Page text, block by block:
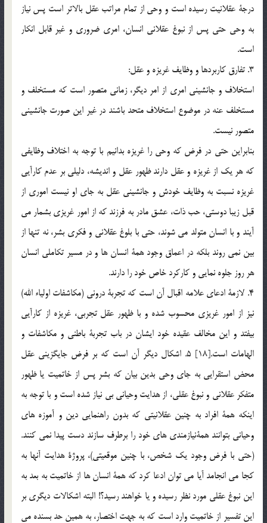
درجة عقلانيت رسيده است و وحي از تمام مراتب عقل بالاتر است پس نياز
به وحي حتي پس از نبوغ عقلاني انسان، امري ضروري و غير قابل انكار
است.
3. تفارق كاربردها و وظايف غريزه و عقل:
استخلاف و جانشيني امري از امر ديگر، زماني متصور است كه مستخلف و
مستخلف عنه در موضوع استخلاف متحد باشند در غير اين صورت جانشيني
متصور نيست.
بنابراين حتي در فرض كه وحي را غريزه بدانيم با توجه به اختلاف وظايفي
كه هر يك از غريزه و عقل دارند ظهور عقل و انديشه، دليلي بر عدم كارآيي
غريزه نسبت به وظايف خودش و جانشيني عقل به جاي او نيست اموري از
قبل زيبا دوستي، حب ذات، عشق مادر به فرزند كه از امور غريزي بشمار مي
آيند و با انسان متولد مي شوند، حتي با بلوغ عقلاني و فكري بشر، نه تنها از
بين نمي روند بلكه در اعماق وجود همة انسان ها و در مسير تكاملي انسان
هر روز جلوه نمايي و كاركرد خاص خود را دارند.
4. لازمة ادعاي علامه اقبال آن است كه تجربة دروني (مكاشفات اولياء الله)
نيز از امور غريزي محسوب شده و با ظهور عقل تجربي، غريزه از كارآيي
بيفتد و اين مخالف عقيده خود ايشان در باب تجربة باطني و مكاشفات و
الهامات است.[18] 5. اشكال ديگر آن است كه بر فرض جايگزيني عقل
محض استقرايي به جاي وحي بدين بيان كه بشر پس ‌از خاتميت يا ظهور
متفكر عقلاني و نبوغ عقلي، از هدايت وحياني بي نياز شده است و با توجه به
اينكه همة افراد به چنين عقلانيتي كه بدون راهنمايي دين و آموزه هاي
وحياني بتوانند همةنيازمندي هاي خود را برطرف سازند دست پيدا نمي كنند.
(حتي با فرض وجود يك شخص، با چنين موقعيتي)، پروژة هدايت آنها به
كجا مي انجامد آيا مي توان ادعا كرد كه همة انسان ها از خاتميت به بعد به
اين نبوغ عقلي مورد نظر رسيده و يا خواهند رسيد؟! البته اشكالات ديگري بر
اين تفسير از خاتميت وارد است كه به جهت اختصار، به همين حد بسنده مي